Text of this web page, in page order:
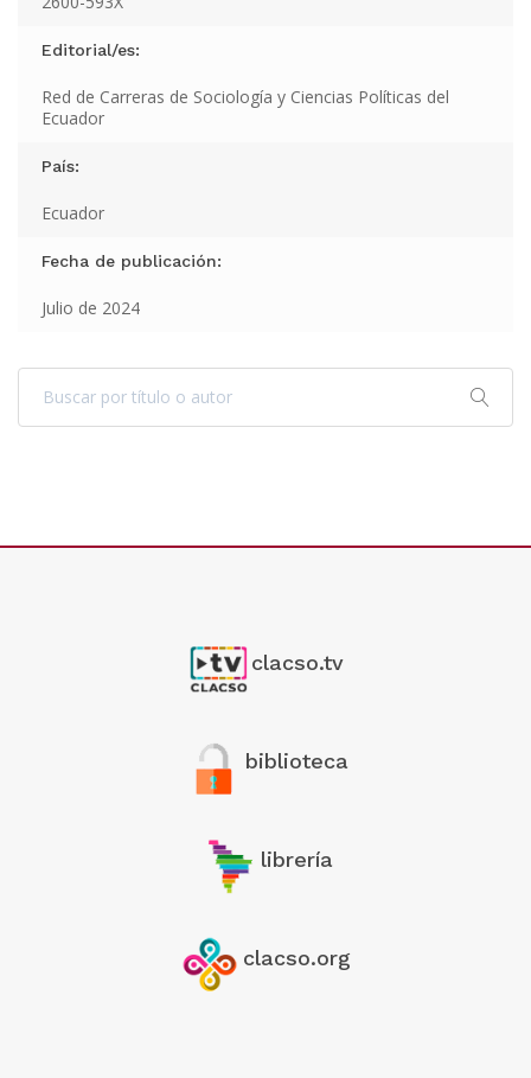
Editorial/es:
Red de Carreras de Sociología y Ciencias Políticas del
Ecuador
País:
Ecuador
Fecha de publicación:
Julio de 2024
clacso.tv
biblioteca
librería
clacso.org